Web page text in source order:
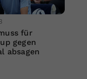
für
gegen
absagen